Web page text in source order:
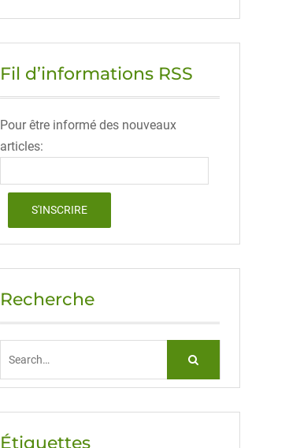
Fil d’informations RSS
Pour être informé des nouveaux
articles:
Recherche
Étiquettes